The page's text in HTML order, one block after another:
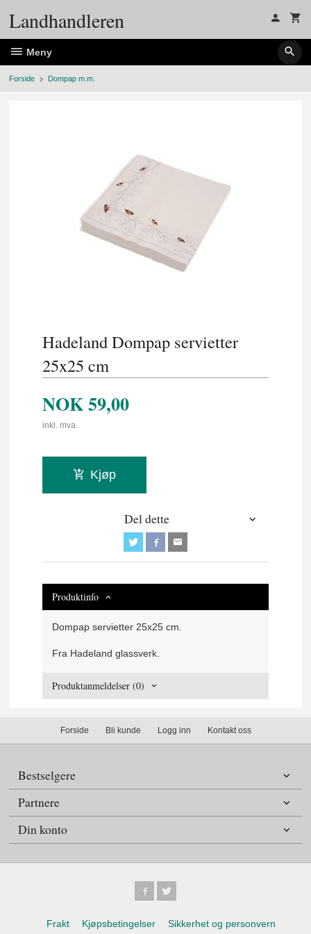
Landhandleren
Meny
Forside Dompap m.m.
Hadeland Dompap servietter
25x25 cm
NOK59,00
inkl. mva.
Kjøp
Del dette
Produktinfo
Dompap servietter 25x25 cm.
Fra Hadeland glassverk.
Produktanmeldelser (0)
Forside Bli kunde Logg inn Kontakt oss
Bestselgere
Partnere
Din konto
Frakt Kjøpsbetingelser Sikkerhet og personvern